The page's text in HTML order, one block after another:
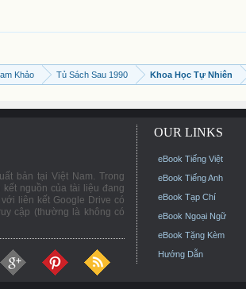
Khảo Tủ Sách Sau 1990 Khoa Học Tự Nhiên
bản tại Việt Nam. Trong
nguồn của tài liệu đang
liên kết Google Drive có
cập (thường là không có
OUR LINKS
eBook Tiếng Việt
eBook Tiếng Anh
eBook Tạp Chí
eBook Ngoại Ngữ
eBook Tặng Kèm
Hướng Dẫn